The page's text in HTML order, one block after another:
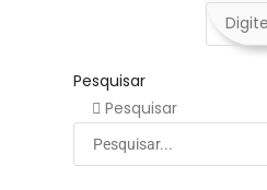
Pesquisar
Pesquisar